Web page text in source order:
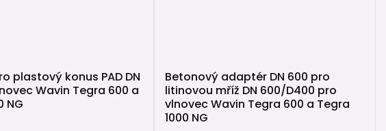
plastový konus PAD DN
Wavin Tegra 600 a
NG
Betonový adaptér DN 600 pro
litinovou mříž DN 600/D400 pro
vlnovec Wavin Tegra 600 a Tegra
1000 NG